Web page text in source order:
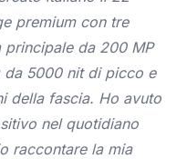
premium con tre
da 200 MP
da 5000 nit di picco e
della fascia. Ho avuto
nel quotidiano
raccontare la mia